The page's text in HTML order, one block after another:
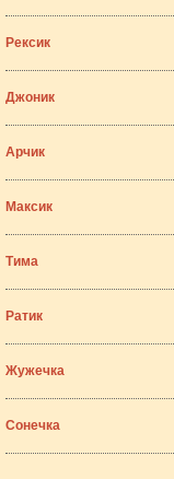
Рексик
Джоник
Арчик
Максик
Тима
Ратик
Жужечка
Сонечка